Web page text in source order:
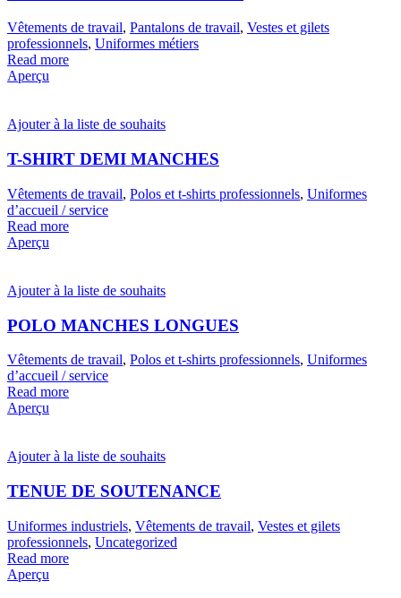
Vêtements de travail, Pantalons de travail, Vestes et gilets
professionnels, Uniformes métiers
Read more
Aperçu
Ajouter à la liste de souhaits
T-SHIRT DEMI MANCHES
Vêtements de travail, Polos et t-shirts professionnels, Uniformes
d’accueil / service
Read more
Aperçu
Ajouter à la liste de souhaits
POLO MANCHES LONGUES
Vêtements de travail, Polos et t-shirts professionnels, Uniformes
d’accueil / service
Read more
Aperçu
Ajouter à la liste de souhaits
TENUE DE SOUTENANCE
Uniformes industriels, Vêtements de travail, Vestes et gilets
professionnels, Uncategorized
Read more
Aperçu